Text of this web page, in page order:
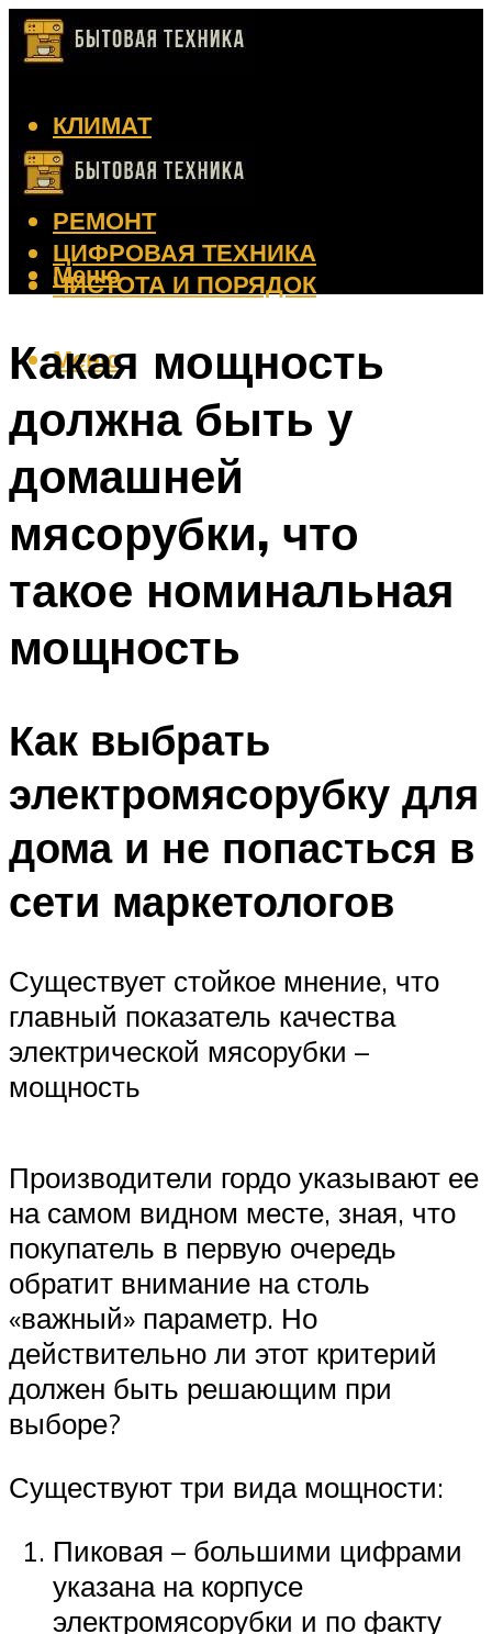
КЛИМАТ
КРАСОТА
КУХНЯ
РЕМОНТ
ЦИФРОВАЯ ТЕХНИКА
ЧИСТОТА И ПОРЯДОК
Меню
Меню
Какая мощность
должна быть у
домашней
мясорубки, что
такое номинальная
мощность
Как выбрать
электромясорубку для
дома и не попасться в
сети маркетологов
Существует стойкое мнение, что
главный показатель качества
электрической мясорубки –
мощность
Производители гордо указывают ее
на самом видном месте, зная, что
покупатель в первую очередь
обратит внимание на столь
«важный» параметр. Но
действительно ли этот критерий
должен быть решающим при
выборе?
Существуют три вида мощности:
Пиковая – большими цифрами
указана на корпусе
электромясорубки и по факту